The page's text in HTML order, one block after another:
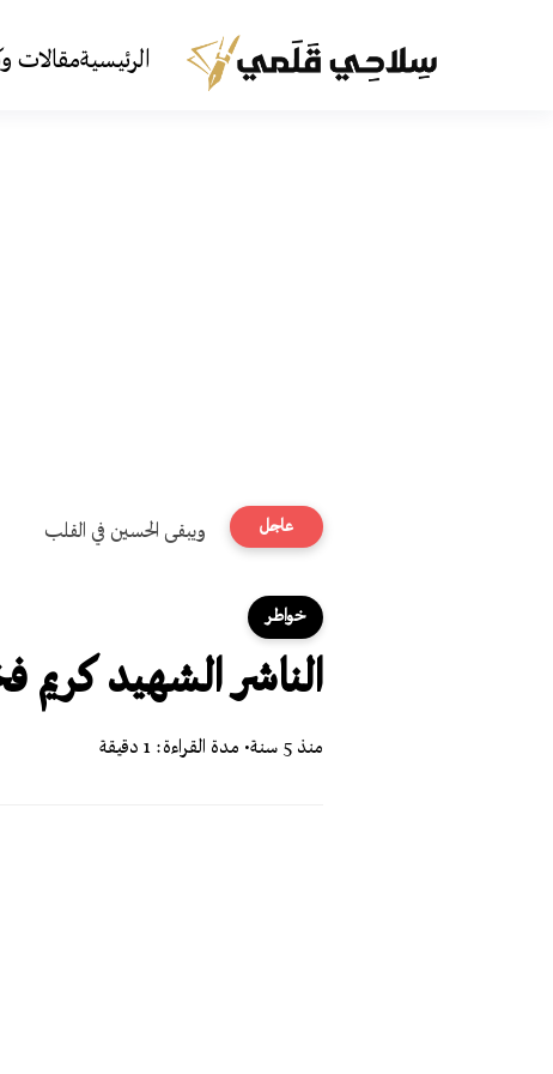
الرئيسيةمقالات
عاجل ويبقى الحسين في القلب
خواطر
الناشر الشهيد كريم
منذ 5 سنة • مدة القراءة: 1 دقيقة